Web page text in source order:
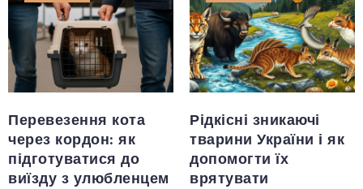
Перевезення кота
через кордон: як
підготуватися до
виїзду з улюбленцем
Рідкісні зникаючі
тварини України і як
допомогти їх
врятувати